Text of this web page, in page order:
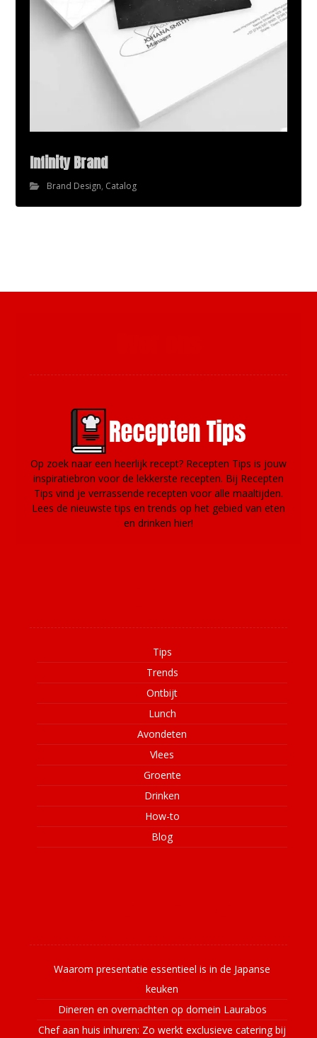
Infinity Brand
Brand Design, Catalog
Op zoek naar een heerlijk recept? Recepten Tips is jouw
inspiratiebron voor de lekkerste recepten. Bij Recepten
Tips vind je verrassende recepten voor alle maaltijden.
Lees de nieuwste tips en trends op het gebied van eten
en drinken hier!
Tips
Trends
Ontbijt
Lunch
Avondeten
Vlees
Groente
Drinken
How-to
Blog
Waarom presentatie essentieel is in de Japanse
keuken
Dineren en overnachten op domein Laurabos
Chef aan huis inhuren: Zo werkt exclusieve catering bij